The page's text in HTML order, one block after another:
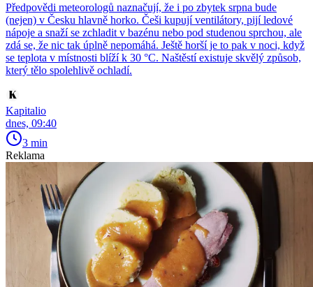
Předpovědi meteorologů naznačují, že i po zbytek srpna bude
(nejen) v Česku hlavně horko. Češi kupují ventilátory, pijí ledové
nápoje a snaží se zchladit v bazénu nebo pod studenou sprchou, ale
zdá se, že nic tak úplně nepomáhá. Ještě horší je to pak v noci, když
se teplota v místnosti blíží k 30 °C. Naštěstí existuje skvělý způsob,
který tělo spolehlivě ochladí.
Kapitalio
dnes, 09:40
3 min
Reklama